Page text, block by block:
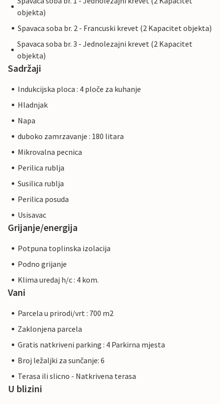
objekta)
Spavaca soba br. 2 - Francuski krevet (2 Kapacitet objekta)
Spavaca soba br. 3 - Jednolezajni krevet (2 Kapacitet
objekta)
Sadržaji
Indukcijska ploca : 4 ploče za kuhanje
Hladnjak
Napa
duboko zamrzavanje : 180 litara
Mikrovalna pecnica
Perilica rublja
Susilica rublja
Perilica posuda
Usisavac
Grijanje/energija
Potpuna toplinska izolacija
Podno grijanje
Klima uredaj h/c : 4 kom.
Vani
Parcela u prirodi/vrt : 700 m2
Zaklonjena parcela
Gratis natkriveni parking : 4 Parkirna mjesta
Broj ležaljki za sunčanje: 6
Terasa ili slicno - Natkrivena terasa
U blizini